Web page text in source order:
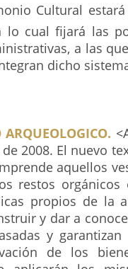
Cultural
lo cual fijará las
a las
dicho
de 2008. El nuevo
aquellos
restos orgánicos
propios de la
y dar a
y
de los